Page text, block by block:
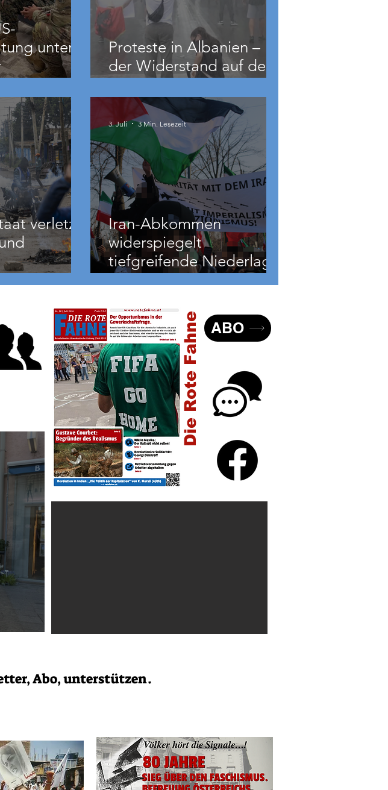
unter
Proteste in Albanien –
der Widerstand auf dem
verletzt,
Iran-Abkommen
widerspiegelt
tiefgreifende Niederlage
3. Juli 3 Min. Lesezeit
ABO
Die Rote Fahne
Abo, unterstützen.